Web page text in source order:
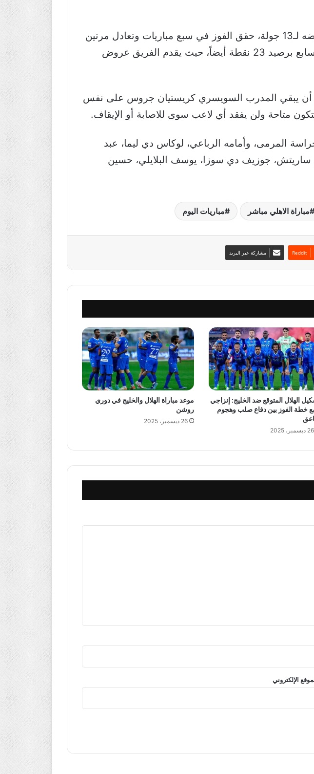
ويحتل أهلي جدة حالياً المركز السادس برصيد 23 نقطة، فبعد خوضه لـ13 جولة، حقق الفوز في سبع مباريات وتعادل مرتين
وتلقى الخسارة في أربعة مباريات، بينما يتواجد أبها في المركز السابع برصيد 23 نقطة أيضاً، حيث يقدم الفريق عروض
أن يبقي المدرب السويسري كريستيان جروس على نفس
متاحة ولن يفقد أي لاعب سوى للاصابة أو الإيقاف.
المرمى، وأمامه الرباعي، لوكاس دي ليما، عبد
ساريتش، جوزيف دي سوزا، يوسف البلايلي، حسين
مباراة الاهلي مباشر مباريات اليوم
‏Reddit مشاركة عبر البريد
الهلال المتوقع ضد الخليج: إنزاجي
خطة الفوز بين دفاع صلب وهجوم
26 ديسمبر، 2025
موعد مباراة الهلال والخليج في دوري
روشن
26 ديسمبر، 2025
الإلكتروني